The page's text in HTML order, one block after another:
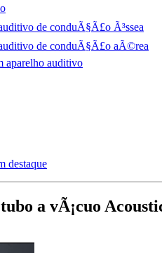
de conduÃ§Ã£o Ã³ssea
de conduÃ§Ã£o aÃ©rea
aparelho auditivo
destaque
a vÃ¡cuo